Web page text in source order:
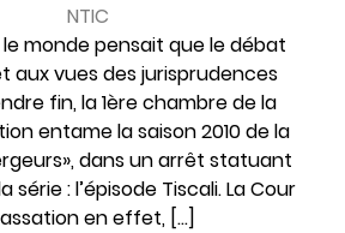
NTIC
monde pensait que le débat
aux vues des jurisprudences
fin, la 1ère chambre de la
entame la saison 2010 de la
dans un arrêt statuant
série : l’épisode Tiscali. La Cour
en effet, […]